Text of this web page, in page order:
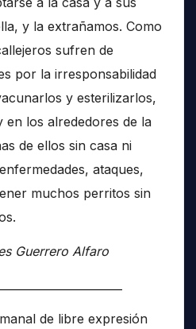
y la extrañamos. Como
sufren de
por la irresponsabilidad
y esterilizarlos,
los alrededores de la
de ellos sin casa ni
ataques,
muchos perritos sin
Guerrero Alfaro
de libre expresión